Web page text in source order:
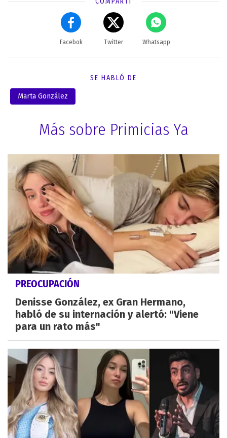
Facebok Twitter Whatsapp
SE HABLÓ DE
Marta González
Más sobre Primicias Ya
PREOCUPACIÓN
Denisse González, ex Gran Hermano,
habló de su internación y alertó: "Viene
para un rato más"